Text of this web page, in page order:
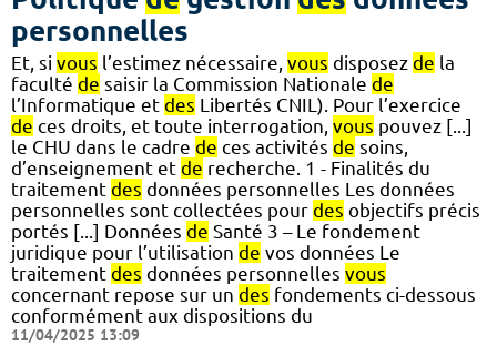
personnelles
Et, si vous l’estimez nécessaire, vous disposez de la
faculté de saisir la Commission Nationale de
l’Informatique et des Libertés CNIL). Pour l’exercice
de ces droits, et toute interrogation, vous pouvez [...]
le CHU dans le cadre de ces activités de soins,
d’enseignement et de recherche. 1 - Finalités du
traitement des données personnelles Les données
personnelles sont collectées pour des objectifs précis
portés [...] Données de Santé 3 – Le fondement
juridique pour l’utilisation de vos données Le
traitement des données personnelles vous
concernant repose sur un des fondements ci-dessous
conformément aux dispositions du
11/04/2025 13:09